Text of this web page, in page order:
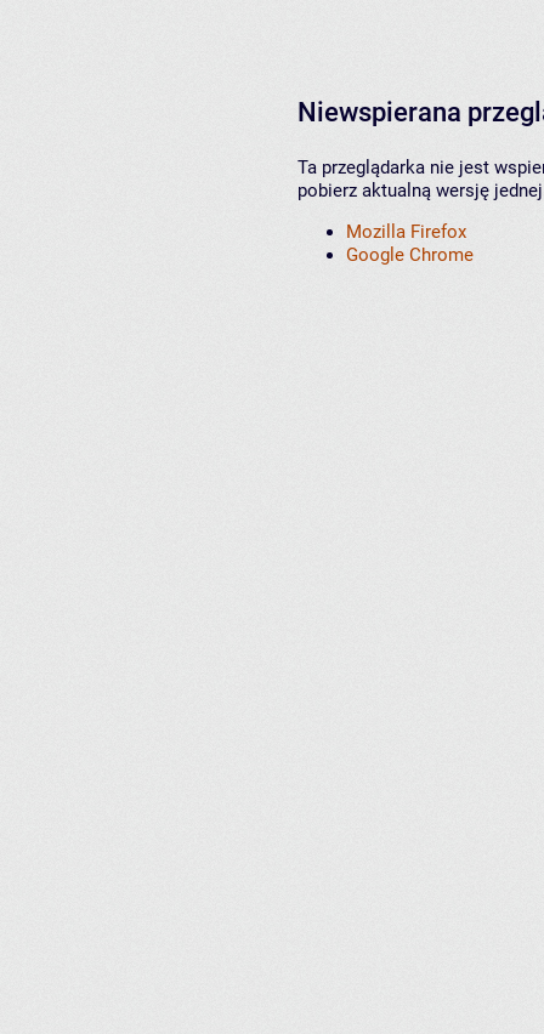
Niewspierana
Ta przeglądarka nie jest
pobierz aktualną wersję
Mozilla Firefox
Google Chrome